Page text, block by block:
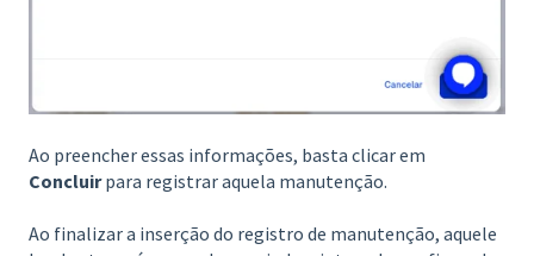
Ao preencher essas informações, basta clicar em
Concluirpara registrar aquela manutenção.
Ao finalizar a inserção do registro de manutenção, aquele